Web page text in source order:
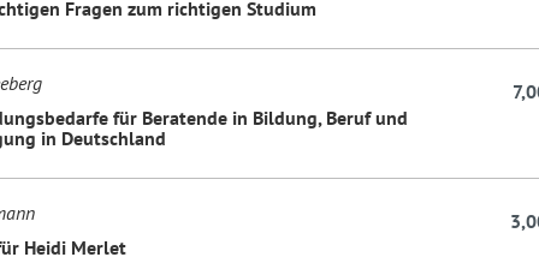
Fragen zum richtigen Studium
für Beratende in Bildung, Beruf und
in Deutschland
Heidi Merlet